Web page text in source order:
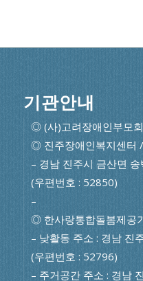
기관안내
◎ (사)고려장애인부모회
◎ 진주장애인복지센터
– 경남 진주시 금산면
(우편번호 : 52850)
–
◎ 한사랑통합돌봄제공
– 낮활동 주소 : 경남 진
(우편번호 : 52796)
– 주거공간 주소 : 경남